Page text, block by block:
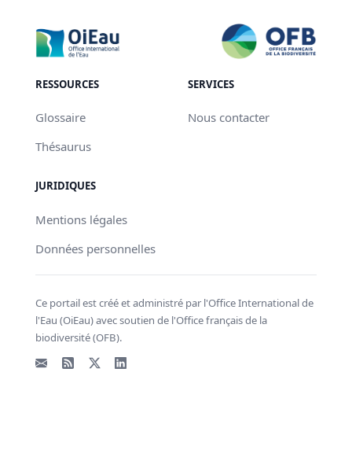
RESSOURCES
Glossaire
Thésaurus
SERVICES
Nous contacter
JURIDIQUES
Mentions légales
Données personnelles
Ce portail est créé et administré par l'Office International de
l'Eau (OiEau) avec soutien de l'Office français de la
biodiversité (OFB).